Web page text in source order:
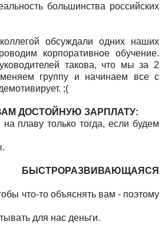
большинства российских
обсуждали одних наших
корпоративное обучение.
такова, что мы за 2
группу и начинаем все с
;(
ДОСТОЙНУЮ ЗАРПЛАТУ:
плаву только тогда, если будем
БЫСТРОРАЗВИВАЮЩАЯСЯ
что-то объяснять вам - поэтому
для нас деньги.